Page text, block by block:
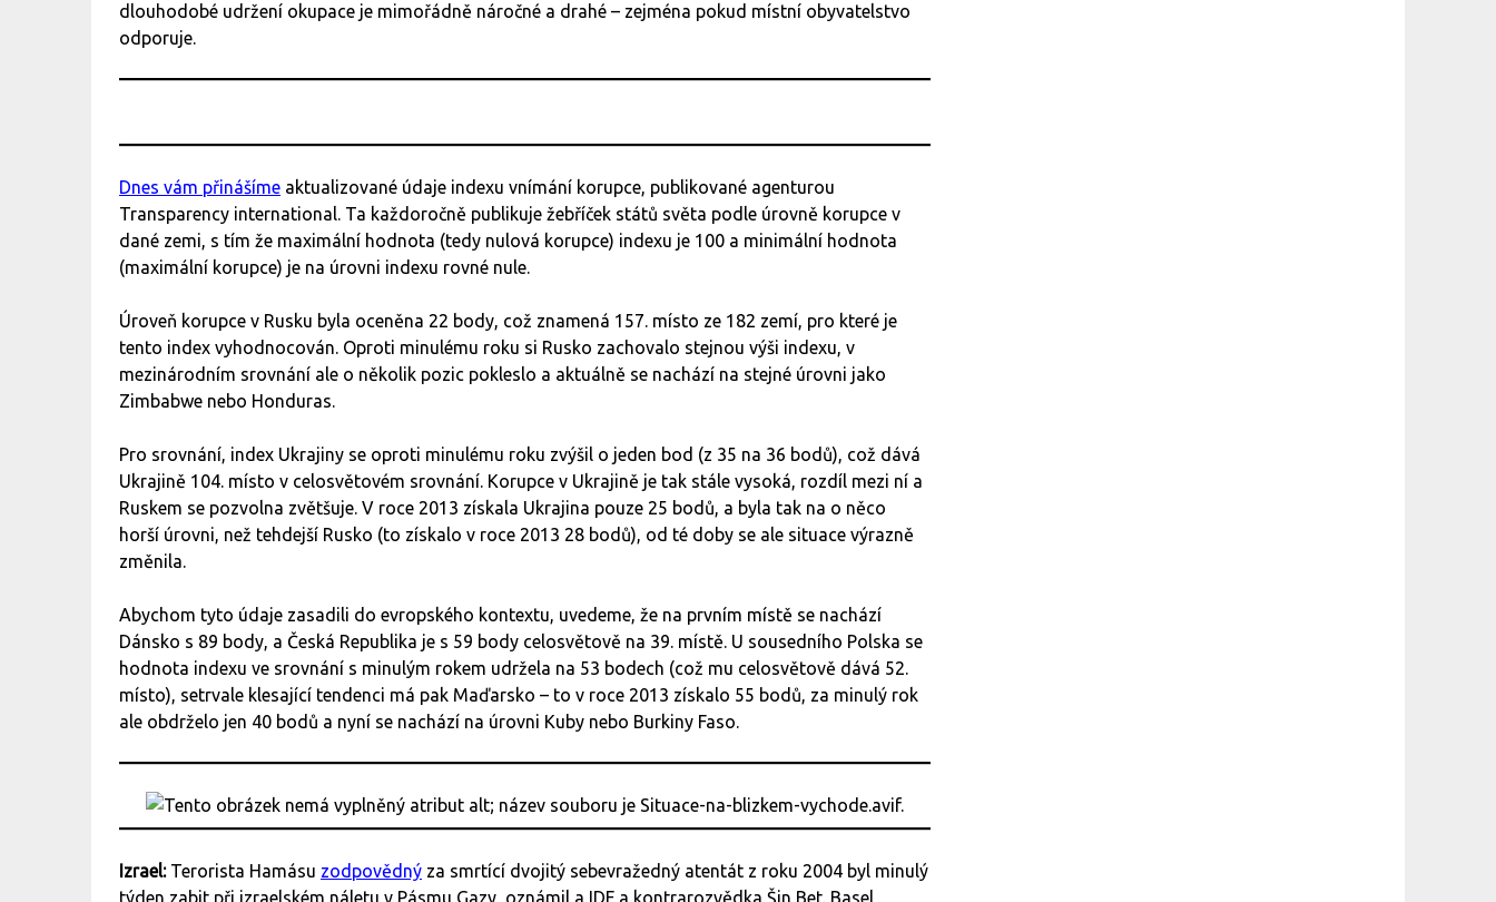
dlouhodobé udržení okupace je mimořádně náročné a drahé – zejména pokud místní obyvatelstvo
odporuje.
Dnes vám přinášíme aktualizované údaje indexu vnímání korupce, publikované agenturou
Transparency international. Ta každoročně publikuje žebříček států světa podle úrovně korupce v
dané zemi, s tím že maximální hodnota (tedy nulová korupce) indexu je 100 a minimální hodnota
(maximální korupce) je na úrovni indexu rovné nule.
Úroveň korupce v Rusku byla oceněna 22 body, což znamená 157. místo ze 182 zemí, pro které je
tento index vyhodnocován. Oproti minulému roku si Rusko zachovalo stejnou výši indexu, v
mezinárodním srovnání ale o několik pozic pokleslo a aktuálně se nachází na stejné úrovni jako
Zimbabwe nebo Honduras.
Pro srovnání, index Ukrajiny se oproti minulému roku zvýšil o jeden bod (z 35 na 36 bodů), což dává
Ukrajině 104. místo v celosvětovém srovnání. Korupce v Ukrajině je tak stále vysoká, rozdíl mezi ní a
Ruskem se pozvolna zvětšuje. V roce 2013 získala Ukrajina pouze 25 bodů, a byla tak na o něco
horší úrovni, než tehdejší Rusko (to získalo v roce 2013 28 bodů), od té doby se ale situace výrazně
změnila.
Abychom tyto údaje zasadili do evropského kontextu, uvedeme, že na prvním místě se nachází
Dánsko s 89 body, a Česká Republika je s 59 body celosvětově na 39. místě. U sousedního Polska se
hodnota indexu ve srovnání s minulým rokem udržela na 53 bodech (což mu celosvětově dává 52.
místo), setrvale klesající tendenci má pak Maďarsko – to v roce 2013 získalo 55 bodů, za minulý rok
ale obdrželo jen 40 bodů a nyní se nachází na úrovni Kuby nebo Burkiny Faso.
Izrael: Terorista Hamásu zodpovědný za smrtící dvojitý sebevražedný atentát z roku 2004 byl minulý
týden zabit při izraelském náletu v Pásmu Gazy, oznámil a IDF a kontrarozvědka Šin Bet. Basel